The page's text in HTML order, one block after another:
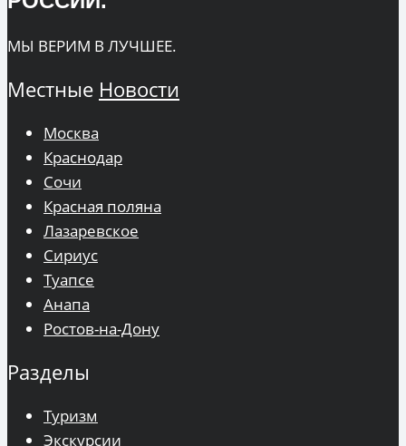
МЫ ВЕРИМ В ЛУЧШЕЕ.
Местные Новости
Москва
Краснодар
Сочи
Красная поляна
Лазаревское
Сириус
Туапсе
Анапа
Ростов-на-Дону
Разделы
Туризм
Экскурсии